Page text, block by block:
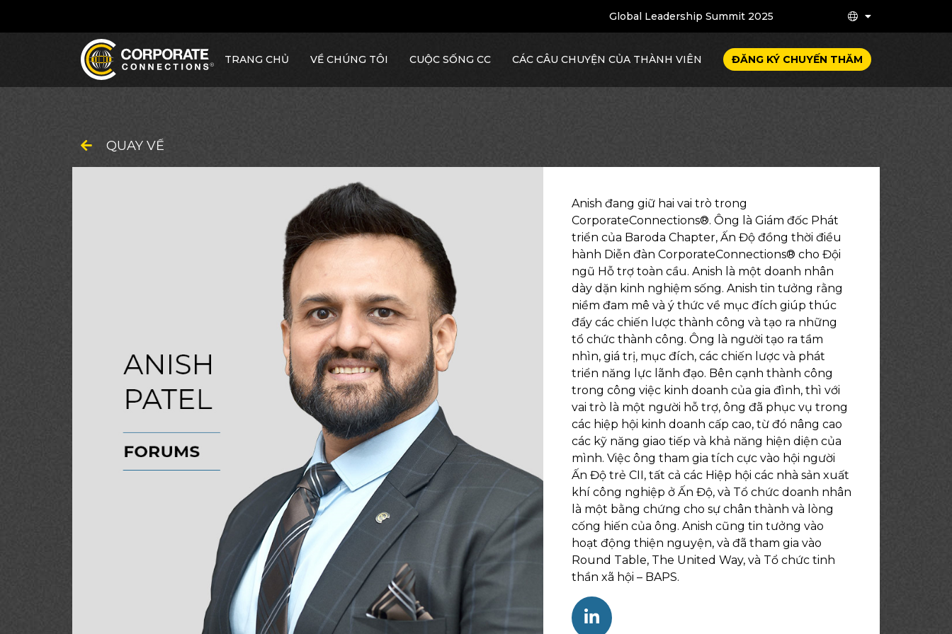
Global Leadership Summit 2025
TRANG CHỦ VỀ CHÚNG TÔI CUỘC SỐNG CC CÁC CÂU CHUYỆN CỦA THÀNH VIÊN ĐĂNG KÝ CHUYẾN THĂM
QUAY VỀ
Anish đang giữ hai vai trò trong
CorporateConnections®. Ông là Giám đốc Phát
triển của Baroda Chapter, Ấn Độ đồng thời điều
hành Diễn đàn CorporateConnections® cho Đội
ngũ Hỗ trợ toàn cầu. Anish là một doanh nhân
dày dặn kinh nghiệm sống. Anish tin tưởng rằng
niềm đam mê và ý thức về mục đích giúp thúc
đẩy các chiến lược thành công và tạo ra những
tổ chức thành công. Ông là người tạo ra tầm
nhìn, giá trị, mục đích, các chiến lược và phát
triển năng lực lãnh đạo. Bên cạnh thành công
trong công việc kinh doanh của gia đình, thì với
vai trò là một người hỗ trợ, ông đã phục vụ trong
các hiệp hội kinh doanh cấp cao, từ đó nâng cao
các kỹ năng giao tiếp và khả năng hiện diện của
mình. Việc ông tham gia tích cực vào hội người
Ấn Độ trẻ CII, tất cả các Hiệp hội các nhà sản xuất
khí công nghiệp ở Ấn Độ, và Tổ chức doanh nhân
là một bằng chứng cho sự chân thành và lòng
cống hiến của ông. Anish cũng tin tưởng vào
hoạt động thiện nguyện, và đã tham gia vào
Round Table, The United Way, và Tổ chức tinh
thần xã hội – BAPS.